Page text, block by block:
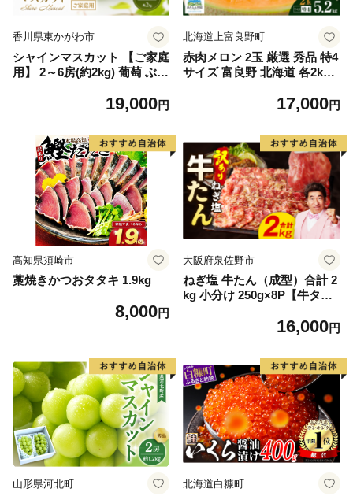
香川県東かがわ市
シャインマスカット 【ご家庭
用】 2～6房(約2kg) 葡萄 ぶど
もの 果実 旬の果物 旬のフル
19,000円
北海道上富良野町
赤肉メロン 2玉 厳選 秀品 特4
サイズ 富良野 北海道 各2kg
富良野 メロン めろん 果物 く
17,000円
高知県須崎市
藁焼きかつおタタキ 1.9kg
8,000円
大阪府泉佐野市
ねぎ塩 牛たん（成型）合計 2
kg 小分け 250g×8P【牛タン
16,000円
山形県河北町 北海道白糠町